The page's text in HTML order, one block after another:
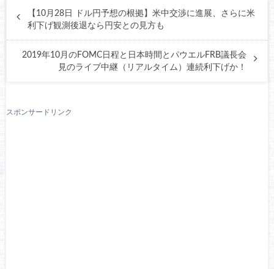
【10月28日 ドル円予想の根拠】米中交渉に進展、さらに米
利下げ観測後退なら円安との見方も
2019年10月のFOMC日程と日本時間とパウエルFRB議長会
見のライブ中継（リアルタイム）連続利下げか！
スポンサードリンク